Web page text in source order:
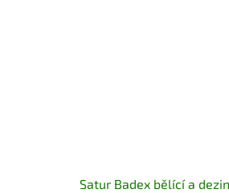
Satur Badex bělící a